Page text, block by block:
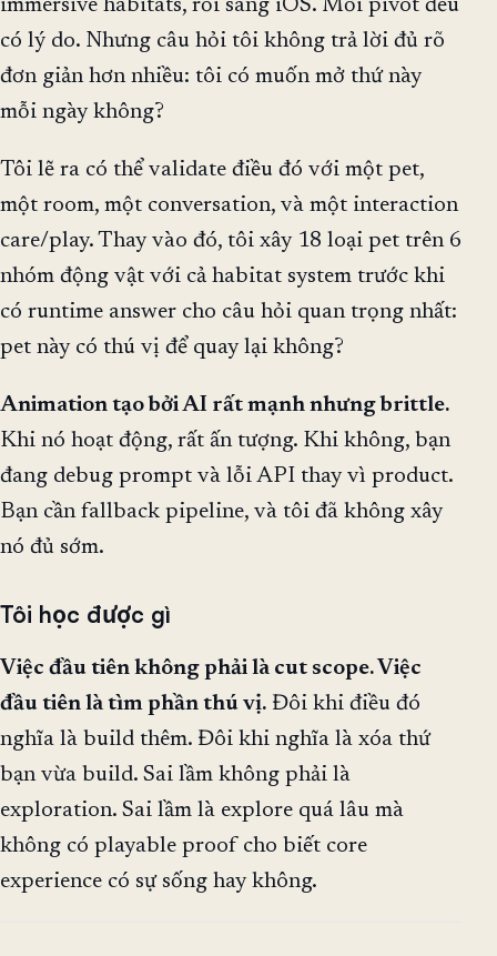
immersive habitats, rồi sang iOS. Mỗi pivot đều
có lý do. Nhưng câu hỏi tôi không trả lời đủ rõ
đơn giản hơn nhiều: tôi có muốn mở thứ này
mỗi ngày không?
Tôi lẽ ra có thể validate điều đó với một pet,
một room, một conversation, và một interaction
care/play. Thay vào đó, tôi xây 18 loại pet trên 6
nhóm động vật với cả habitat system trước khi
có runtime answer cho câu hỏi quan trọng nhất:
pet này có thú vị để quay lại không?
Animation tạo bởi AI rất mạnh nhưng brittle.
Khi nó hoạt động, rất ấn tượng. Khi không, bạn
đang debug prompt và lỗi API thay vì product.
Bạn cần fallback pipeline, và tôi đã không xây
nó đủ sớm.
Tôi học được gì
Việc đầu tiên không phải là cut scope. Việc
đầu tiên là tìm phần thú vị. Đôi khi điều đó
nghĩa là build thêm. Đôi khi nghĩa là xóa thứ
bạn vừa build. Sai lầm không phải là
exploration. Sai lầm là explore quá lâu mà
không có playable proof cho biết core
experience có sự sống hay không.